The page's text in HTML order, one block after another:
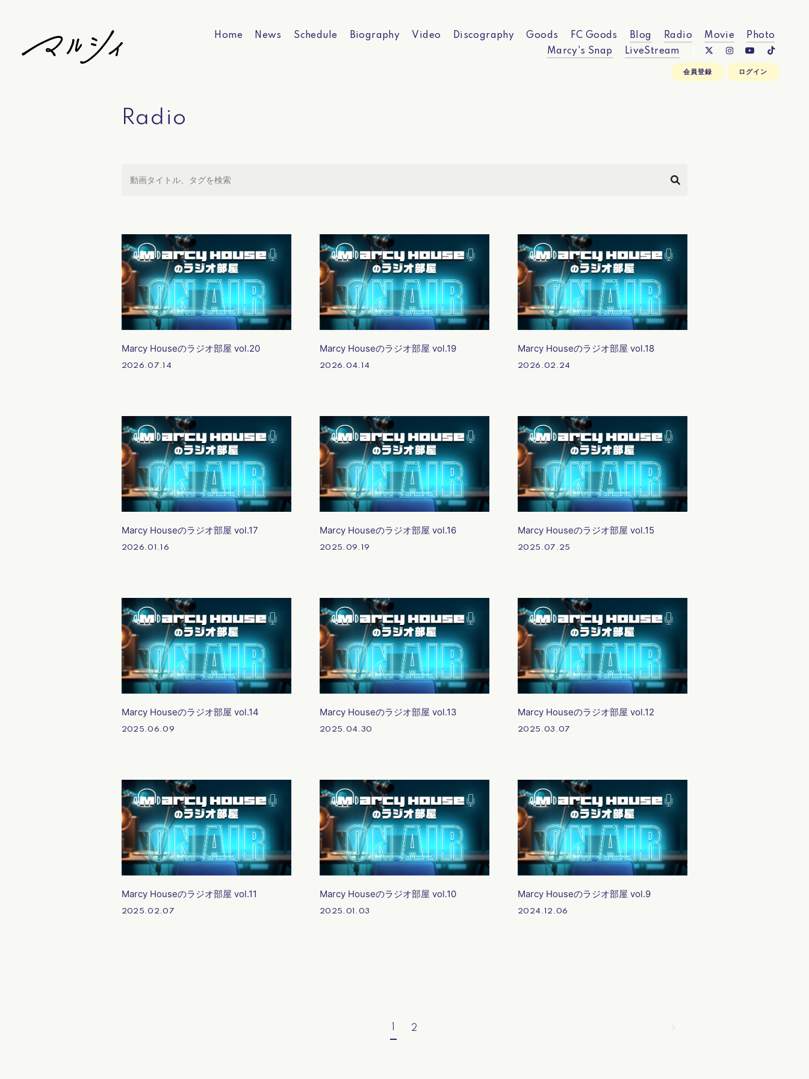
Home News Schedule Biography Video Discography Goods FC Goods Blog Radio Movie
Photo
Marcy's Snap
LiveStream
会員登録 ログイン
Radio
Marcy Houseのラジオ部屋 vol.20
2026.07.14
Marcy Houseのラジオ部屋 vol.19
2026.04.14
Marcy Houseのラジオ部屋 vol.18
2026.02.24
Marcy Houseのラジオ部屋 vol.17
2026.01.16
Marcy Houseのラジオ部屋 vol.16
2025.09.19
Marcy Houseのラジオ部屋 vol.15
2025.07.25
Marcy Houseのラジオ部屋 vol.14
2025.06.09
Marcy Houseのラジオ部屋 vol.13
2025.04.30
Marcy Houseのラジオ部屋 vol.12
2025.03.07
Marcy Houseのラジオ部屋 vol.11
2025.02.07
Marcy Houseのラジオ部屋 vol.10
2025.01.03
Marcy Houseのラジオ部屋 vol.9
2024.12.06
2